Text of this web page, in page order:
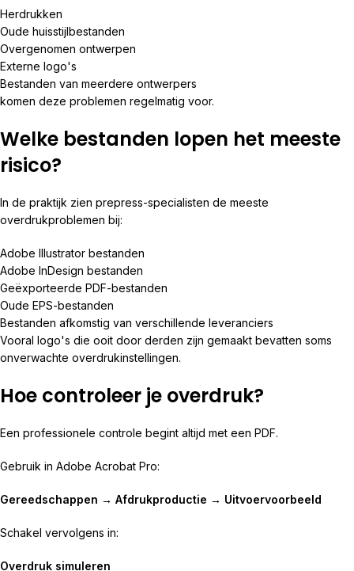
Herdrukken
Oude huisstijlbestanden
Overgenomen ontwerpen
Externe logo's
Bestanden van meerdere ontwerpers
komen deze problemen regelmatig voor.
Welke bestanden lopen het meeste
risico?
In de praktijk zien prepress-specialisten de meeste
overdrukproblemen bij:
Adobe Illustrator bestanden
Adobe InDesign bestanden
Geëxporteerde PDF-bestanden
Oude EPS-bestanden
Bestanden afkomstig van verschillende leveranciers
Vooral logo's die ooit door derden zijn gemaakt bevatten soms
onverwachte overdrukinstellingen.
Hoe controleer je overdruk?
Een professionele controle begint altijd met een PDF.
Gebruik in Adobe Acrobat Pro:
Gereedschappen → Afdrukproductie → Uitvoervoorbeeld
Schakel vervolgens in:
Overdruk simuleren